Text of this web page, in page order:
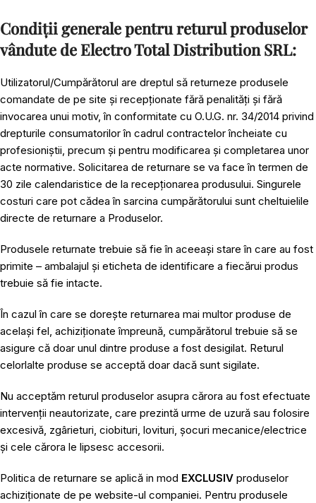
Condiții generale pentru returul produselor
vândute de Electro Total Distribution SRL:
Utilizatorul/Cumpărătorul are dreptul să returneze produsele
comandate de pe site și recepționate fără penalități și fără
invocarea unui motiv, în conformitate cu O.U.G. nr. 34/2014 privind
drepturile consumatorilor în cadrul contractelor încheiate cu
profesioniștii, precum și pentru modificarea și completarea unor
acte normative. Solicitarea de returnare se va face în termen de
30 zile calendaristice de la recepționarea produsului. Singurele
costuri care pot cădea în sarcina cumpărătorului sunt cheltuielile
directe de returnare a Produselor.
Produsele returnate trebuie să fie în aceeași stare în care au fost
primite – ambalajul și eticheta de identificare a fiecărui produs
trebuie să fie intacte.
În cazul în care se dorește returnarea mai multor produse de
același fel, achiziționate împreună, cumpărătorul trebuie să se
asigure că doar unul dintre produse a fost desigilat. Returul
celorlalte produse se acceptă doar dacă sunt sigilate.
Nu acceptăm returul produselor asupra cărora au fost efectuate
intervenții neautorizate, care prezintă urme de uzură sau folosire
excesivă, zgârieturi, ciobituri, lovituri, șocuri mecanice/electrice
și cele cărora le lipsesc accesorii.
Politica de returnare se aplică in mod EXCLUSIV produselor
achiziționate de pe website-ul companiei. Pentru produsele